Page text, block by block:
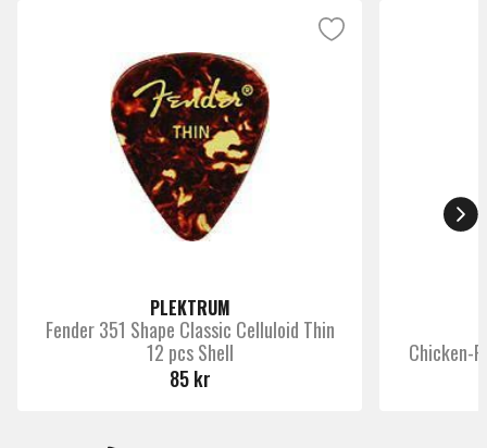
PLEKTRUM
Fender 351 Shape Classic Celluloid Thin
12 pcs Shell
85 kr
Chicken-